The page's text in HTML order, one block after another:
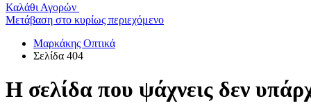
Καλάθι Αγορών
Μετάβαση στο κυρίως περιεχόμενο
Μαρκάκης Οπτικά
Σελίδα 404
Η σελίδα που ψάχνεις δεν